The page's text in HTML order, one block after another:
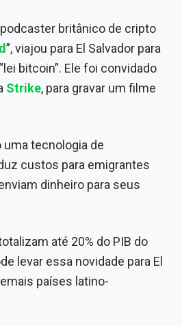
podcaster britânico de cripto
”, viajou para El Salvador para
bitcoin”. Ele foi convidado
Strike, para gravar um filme
tecnologia de
custos para emigrantes
dinheiro para seus
até 20% do PIB do
levar essa novidade para El
países latino-